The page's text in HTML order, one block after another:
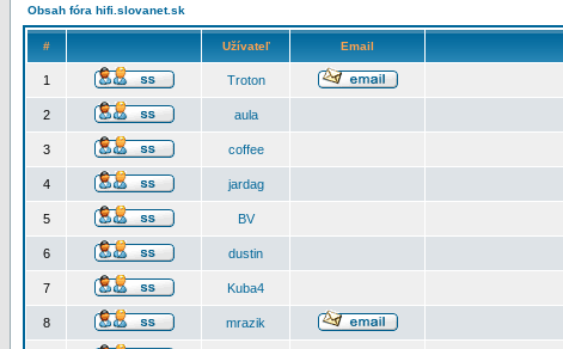
Obsah fóra hifi.slovanet.sk
# Užívateľ Email
1 Troton
2 aula
3 coffee
4 jardag
5 BV
6 dustin
7 Kuba4
8 mrazik